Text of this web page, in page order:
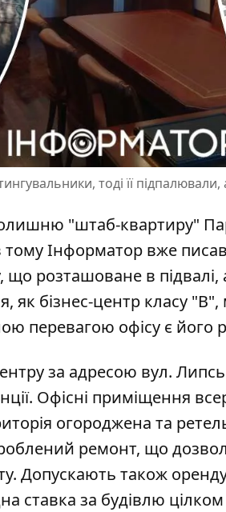
тоді її підпалювали,
"штаб-квартиру"
тому Інформатор вже
, що розташоване в
як бізнес-центр класу "В",
перевагою офісу є його
за адресою вул.
Офісні приміщення
огороджена та
ремонт, що
Допускають також
за будівлю цілком